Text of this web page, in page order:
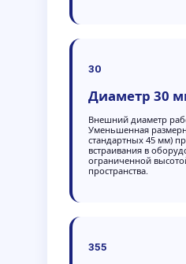
30
Диаметр 30
Внешний диаметр
Уменьшенная
стандартных 45 мм)
встраивания в
ограниченной
пространства.
355